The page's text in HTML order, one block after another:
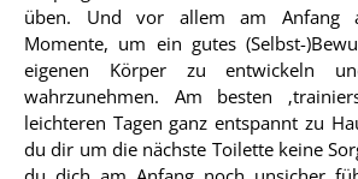
üben. Und vor allem am Anfang
Momente, um ein gutes (Selbst-
eigenen Körper zu entwickeln
wahrzunehmen. Am besten
leichteren Tagen ganz entspannt zu
du dir um die nächste Toilette keine